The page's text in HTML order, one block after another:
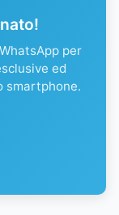
per
ed
smartphone.